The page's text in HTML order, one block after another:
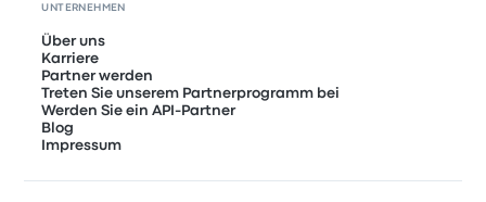
UNTERNEHMEN
Über uns
Karriere
Partner werden
Treten Sie unserem Partnerprogramm bei
Werden Sie ein API-Partner
Blog
Impressum